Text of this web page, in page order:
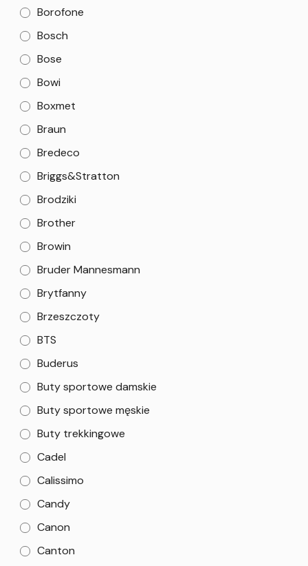
Borofone
Bosch
Bose
Bowi
Boxmet
Braun
Bredeco
Briggs&Stratton
Brodziki
Brother
Browin
Bruder Mannesmann
Brytfanny
Brzeszczoty
BTS
Buderus
Buty sportowe damskie
Buty sportowe męskie
Buty trekkingowe
Cadel
Calissimo
Candy
Canon
Canton